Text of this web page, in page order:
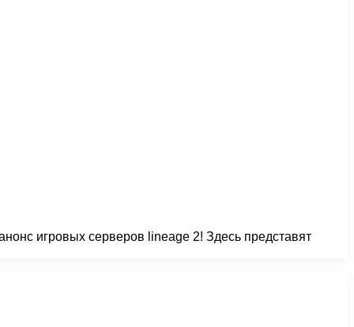
игровых серверов lineage 2! Здесь представят